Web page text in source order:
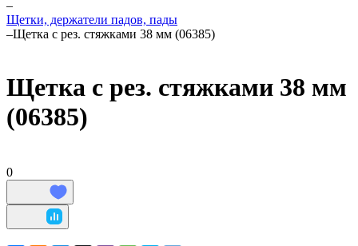
–
Щетки, держатели падов, пады
–Щетка с рез. стяжками 38 мм (06385)
Щетка с рез. стяжками 38 мм
(06385)
0